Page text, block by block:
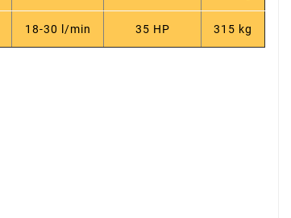
18-30 l/min 35 HP 315 kg